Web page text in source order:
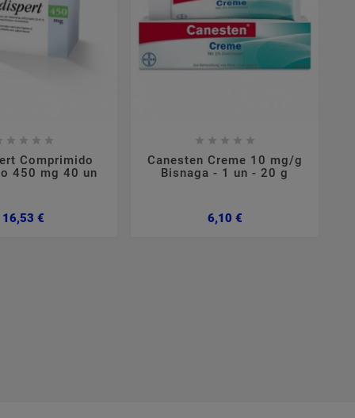
   
Comprimido
450 mg 40 un
16,53 €
    
Canesten Creme 10 mg/g
Bisnaga - 1 un - 20 g
6,10 €Preço